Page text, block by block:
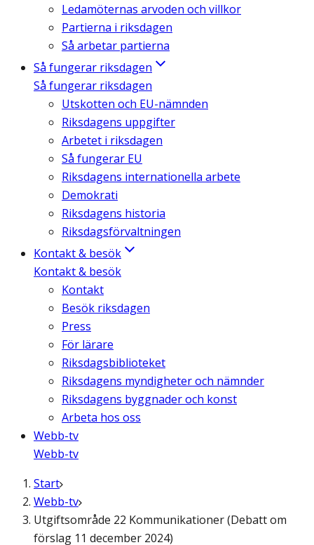
Ledamöternas arvoden och villkor
Partierna i riksdagen
Så arbetar partierna
Så fungerar riksdagen
Så fungerar riksdagen
Utskotten och EU-nämnden
Riksdagens uppgifter
Arbetet i riksdagen
Så fungerar EU
Riksdagens internationella arbete
Demokrati
Riksdagens historia
Riksdagsförvaltningen
Kontakt & besök
Kontakt & besök
Kontakt
Besök riksdagen
Press
För lärare
Riksdagsbiblioteket
Riksdagens myndigheter och nämnder
Riksdagens byggnader och konst
Arbeta hos oss
Webb-tv
Webb-tv
Start
Webb-tv
Utgiftsområde 22 Kommunikationer (Debatt om
förslag 11 december 2024)